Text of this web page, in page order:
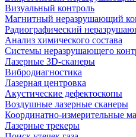
Визуальный контроль
Магнитный неразрушающий
Радиографический
Анализ химического состава
Системы неразрушающего
Лазерные 3D-сканеры
Вибродиагностика
Лазерная центровка
Акустические дефектоскопы
Воздушные лазерные сканеры
Координатно-измерительные
Лазерные трекеры